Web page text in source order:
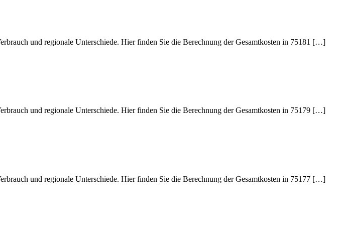
und regionale Unterschiede. Hier finden Sie die Berechnung der Gesamtkosten in 75181 […]
und regionale Unterschiede. Hier finden Sie die Berechnung der Gesamtkosten in 75179 […]
und regionale Unterschiede. Hier finden Sie die Berechnung der Gesamtkosten in 75177 […]